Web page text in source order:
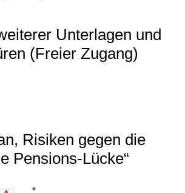
Unterlagen und
(Freier Zugang)
Risiken gegen die
Pensions-Lücke“